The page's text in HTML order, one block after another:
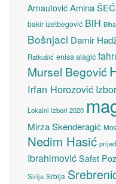
Arnautović Amina
bakir izetbegović BiH
Bošnjaci Damir
Ratkušić enisa alagić
Mursel Begović
Irfan Horozović
Lokalni izbori 2020
Mirza Skenderagić
Nedim Hasić
Ibrahimović Safet
Sirija Srbija